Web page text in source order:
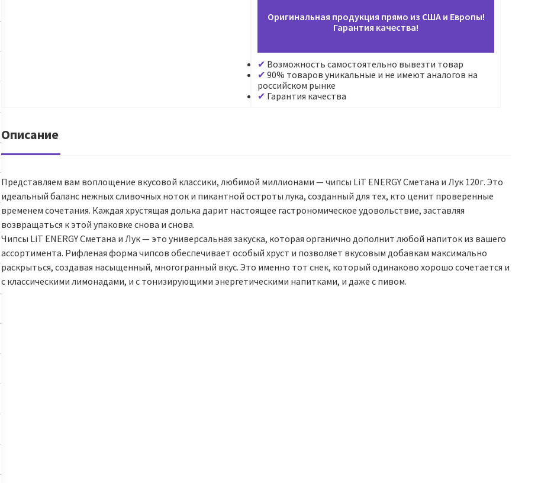
Оригинальная продукция прямо из США и Европы!
Гарантия качества!
Возможность самостоятельно вывезти товар
90% товаров уникальные и не имеют аналогов на
российском рынке
Гарантия качества
Описание
Представляем вам воплощение вкусовой классики, любимой миллионами — чипсы LiT ENERGY Сметана и Лук 120г. Это
идеальный баланс нежных сливочных ноток и пикантной остроты лука, созданный для тех, кто ценит проверенные
временем сочетания. Каждая хрустящая долька дарит настоящее гастрономическое удовольствие, заставляя
возвращаться к этой упаковке снова и снова.
Чипсы LiT ENERGY Сметана и Лук — это универсальная закуска, которая органично дополнит любой напиток из вашего
ассортимента. Рифленая форма чипсов обеспечивает особый хруст и позволяет вкусовым добавкам максимально
раскрыться, создавая насыщенный, многогранный вкус. Это именно тот снек, который одинаково хорошо сочетается и
с классическими лимонадами, и с тонизирующими энергетическими напитками, и даже с пивом.